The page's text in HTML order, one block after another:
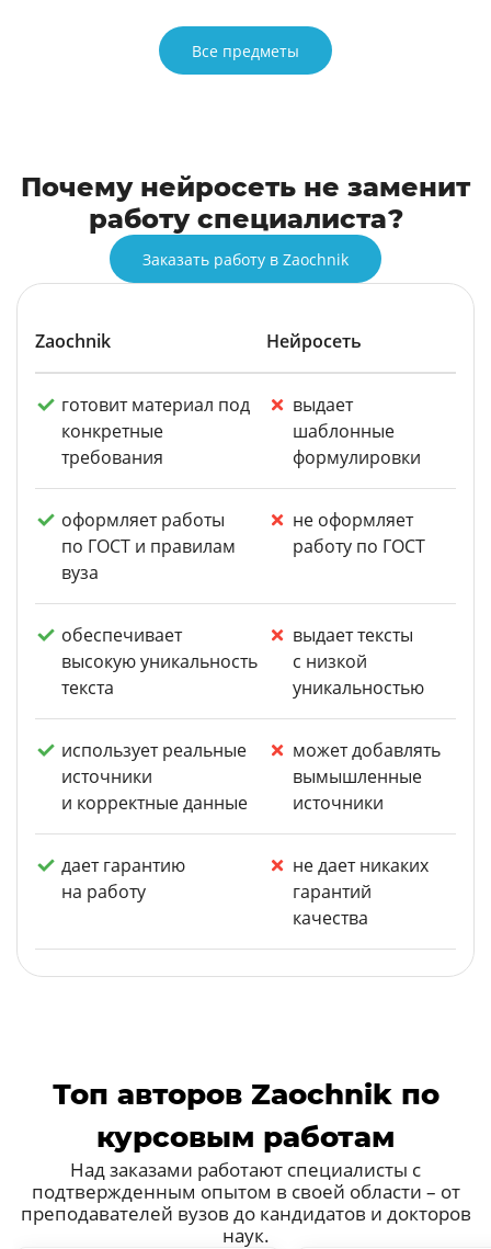
Все предметы
Почему нейросеть не заменит
работу специалиста?
Заказать работу в Zaochnik
Zaochnik Нейросеть
готовит материал под
конкретные
требования
выдает
шаблонные
формулировки
оформляет работы
по ГОСТ и правилам
вуза
не оформляет
работу по ГОСТ
обеспечивает
высокую уникальность
текста
выдает тексты
с низкой
уникальностью
использует реальные
источники
и корректные данные
может добавлять
вымышленные
источники
дает гарантию
на работу
не дает никаких
гарантий
качества
Топ авторов Zaochnik по
курсовым работам
Над заказами работают специалисты с
подтвержденным опытом в своей области – от
преподавателей вузов до кандидатов и докторов
наук.